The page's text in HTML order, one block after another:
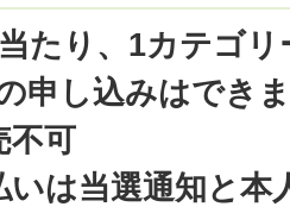
たり、1カテゴ
申し込みはでき
不可
いは当選通知と本